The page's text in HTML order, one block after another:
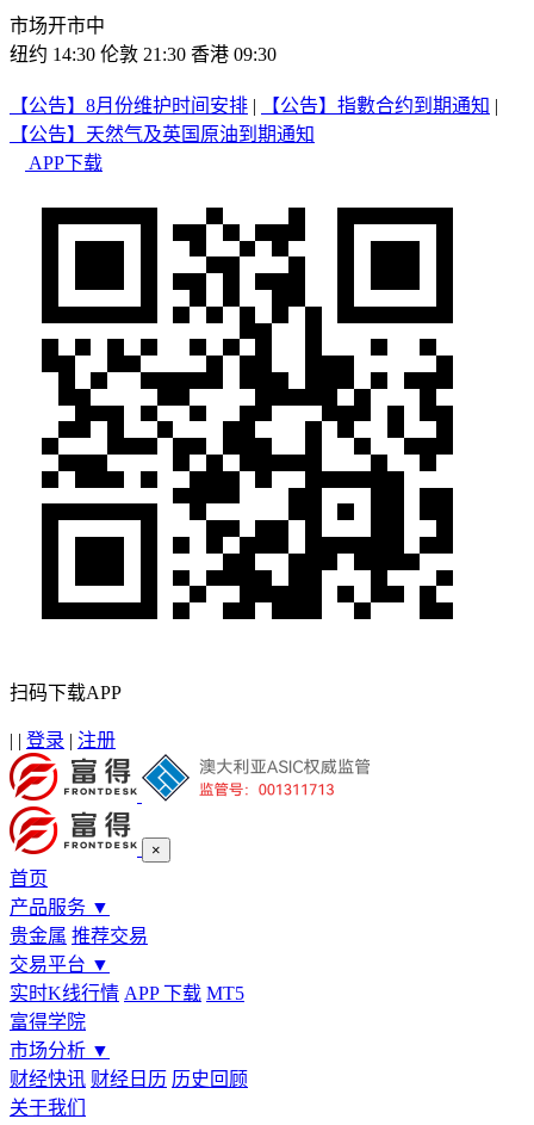
市场开市中
纽约 14:30 伦敦 21:30 香港 09:30
【公告】8月份维护时间安排 | 【公告】指數合约到期通知 |
【公告】天然气及英国原油到期通知
APP下载
扫码下载APP
| | 登录 | 注册
×
首页
产品服务 ▼
贵金属 推荐交易
交易平台 ▼
实时K线行情 APP 下载 MT5
富得学院
市场分析 ▼
财经快讯 财经日历 历史回顾
关于我们